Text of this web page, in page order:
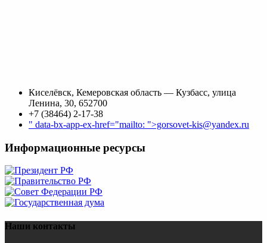
Киселёвск, Кемеровская область — Кузбасс, улица
Ленина, 30, 652700
+7 (38464) 2-17-38
" data-bx-app-ex-href="mailto: ">gorsovet-kis@yandex.ru
Информационные ресурсы
Наши контакты